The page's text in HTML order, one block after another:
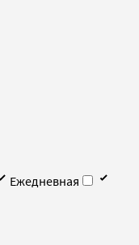
Ежедневная